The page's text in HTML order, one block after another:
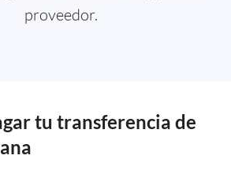
proveedor.
tu transferencia de